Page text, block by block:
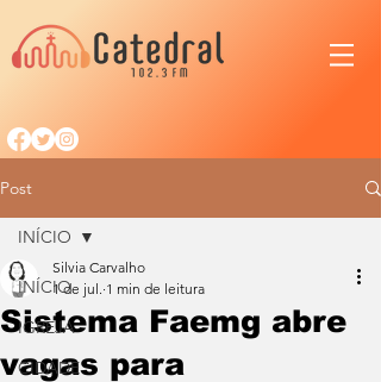
Post
INÍCIO
IGREJA
CIDADE
INÍCIO
Sistema Faemg abre
vagas para
Silvia Carvalho
1 de jul. 1 min de leitura